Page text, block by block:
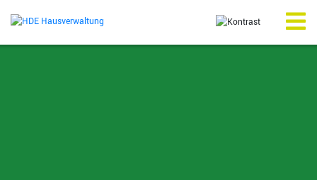
Inhalt